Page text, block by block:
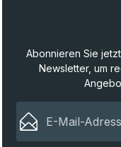
Abonnieren Sie
Newsletter, um